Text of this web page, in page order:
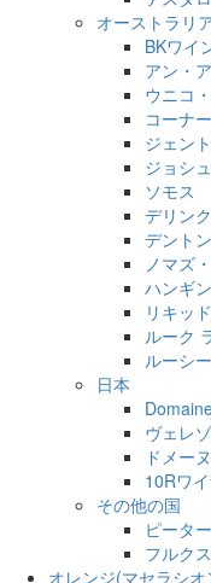
オーストラリ
BKワイ
アン・
ウニコ
コーナ
ジェン
ジョシ
ソモス
デリン
デント
ノマズ
ハンギ
リキッ
ルーク
ルーシ
日本
ヴェレ
ドメー
10Rワ
その他の国
ピータ
フルク
オレンジ(マセラシ